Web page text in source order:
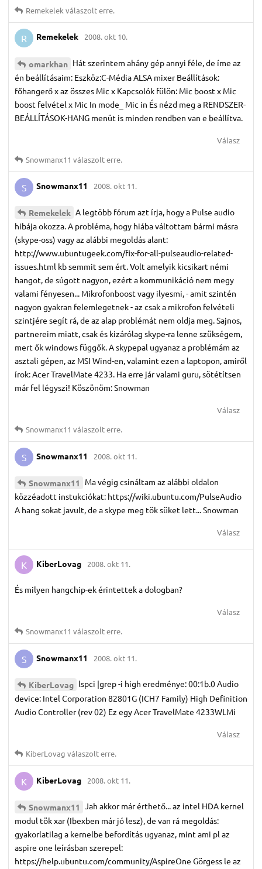
Remekelek válaszolt erre.
R Remekelek 2008. okt 10.
omarkhan Hát szerintem ahány gép annyi féle, de íme az
én beállításaim: Eszköz:C-Média ALSA mixer Beállítások:
főhangerő x az összes Mic x Kapcsolók fülön: Mic boost x Mic
boost felvétel x Mic In mode_ Mic in És nézd meg a RENDSZER-
BEÁLLÍTÁSOK-HANG menüt is minden rendben van e beállítva.
Válasz
Snowmanx11 válaszolt erre.
S Snowmanx11 2008. okt 11.
Remekelek A legtöbb fórum azt írja, hogy a Pulse audio
hibája okozza. A probléma, hogy hiába váltottam bármi másra
(skype-oss) vagy az alábbi megoldás alant:
http://www.ubuntugeek.com/fix-for-all-pulseaudio-related-
issues.html kb semmit sem ért. Volt amelyik kicsikart némi
hangot, de súgott nagyon, ezért a kommunikáció nem megy
valami fényesen... Mikrofonboost vagy ilyesmi, - amit szintén
nagyon gyakran felemlegetnek - az csak a mikrofon felvételi
szintjére segít rá, de az alap problémát nem oldja meg. Sajnos,
partnereim miatt, csak és kizárólag skype-ra lenne szükségem,
mert ők windows függők. A skypepal ugyanaz a problémám az
asztali gépen, az MSI Wind-en, valamint ezen a laptopon, amiről
írok: Acer TravelMate 4233. Ha erre jár valami guru, sötétítsen
már fel légyszi! Köszönöm: Snowman
Válasz
Snowmanx11 válaszolt erre.
S Snowmanx11 2008. okt 11.
Snowmanx11
Ma végig csináltam az alábbi oldalon
közzéadott instukciókat: https://wiki.ubuntu.com/PulseAudio
A hang sokat javult, de a skype meg tök süket lett... Snowman
Válasz
K KiberLovag 2008. okt 11.
És milyen hangchip-ek érintettek a dologban?
Válasz
Snowmanx11 válaszolt erre.
S Snowmanx11 2008. okt 11.
KiberLovag lspci |grep -i high eredménye: 00:1b.0 Audio
device: Intel Corporation 82801G (ICH7 Family) High Definition
Audio Controller (rev 02) Ez egy Acer TravelMate 4233WLMi
Válasz
KiberLovag válaszolt erre.
K KiberLovag 2008. okt 11.
Snowmanx11 Jah akkor már érthető... az intel HDA kernel
modul tök xar (Ibexben már jó lesz), de van rá megoldás:
gyakorlatilag a kernelbe befordítás ugyanaz, mint ami pl az
aspire one leírásban szerepel:
https://help.ubuntu.com/community/AspireOne Görgess le az